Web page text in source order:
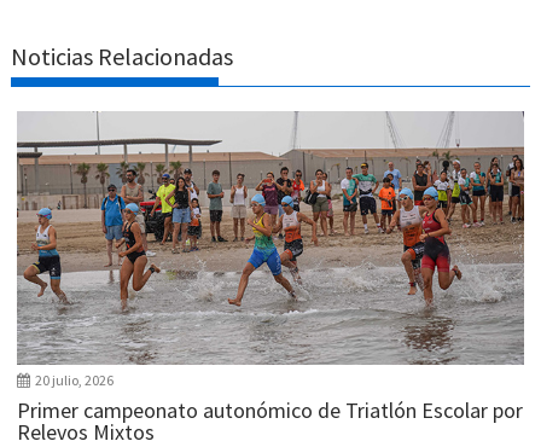
Noticias Relacionadas
20 julio, 2026
Primer campeonato autonómico de Triatlón Escolar por
Relevos Mixtos